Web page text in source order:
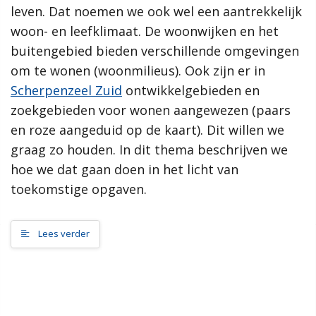
samenleving, dan werkt de gemeente Scherpenzeel graag mee
aan jouw initiatief!”
Meer informatie
Wat is de omgevingsvisie?
Proces MeetUps
Relatie met andere omgevingsvisies
Hoe werkt de website?
Rol van de gemeente
Contact
Zoeken
leven. Dat noemen we ook wel een aantrekkelijk
woon- en leefklimaat. De woonwijken en het
buitengebied bieden verschillende omgevingen
om te wonen (woonmilieus). Ook zijn er in
Scherpenzeel Zuid ontwikkelgebieden en
zoekgebieden voor wonen aangewezen (paars
en roze aangeduid op de kaart). Dit willen we
graag zo houden. In dit thema beschrijven we
hoe we dat gaan doen in het licht van
toekomstige opgaven.
Lees verder